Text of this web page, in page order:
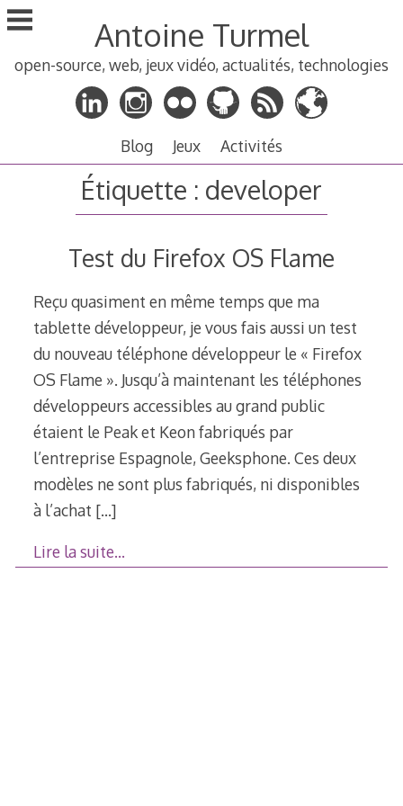
Aller
au
principal
Antoine Turmel
open-source, web, jeux vidéo, actualités, technologies
Blog Jeux Activités
Étiquette : developer
Test du Firefox OS Flame
Reçu quasiment en même temps que ma
tablette développeur, je vous fais aussi un test
du nouveau téléphone développeur le « Firefox
OS Flame ». Jusqu’à maintenant les téléphones
développeurs accessibles au grand public
étaient le Peak et Keon fabriqués par
l’entreprise Espagnole, Geeksphone. Ces deux
modèles ne sont plus fabriqués, ni disponibles
à l’achat […]
Lire la suite…